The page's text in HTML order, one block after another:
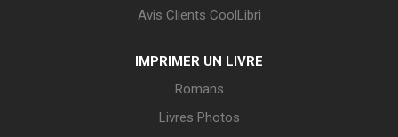
Avis Clients CoolLibri
IMPRIMER UN LIVRE
Romans
Livres Photos